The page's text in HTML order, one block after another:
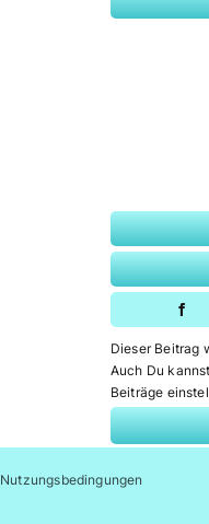
Dieser Beitrag
Auch Du
Beiträge
Nutzungsbedingungen